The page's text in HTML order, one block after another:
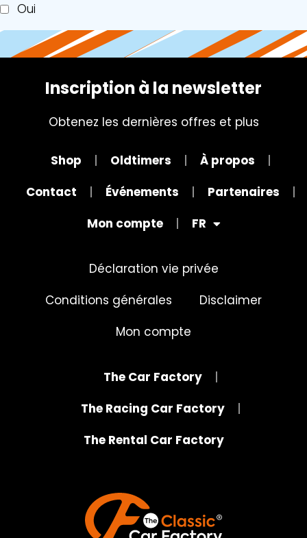
Oui
Inscription à la newsletter
Obtenez les dernières offres et plus
Shop Oldtimers
À propos
Contact
Événements
Partenaires
Mon compte
FR
Déclaration vie privée
Conditions générales
Disclaimer
Mon compte
The Car Factory
The Racing Car Factory
The Rental Car Factory